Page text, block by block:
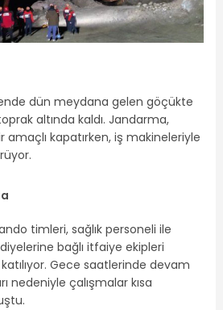
dün meydana gelen göçükte
altında kaldı. Jandarma,
kapatırken, iş makineleriyle
timleri, sağlık personeli ile
bağlı itfaiye ekipleri
Gece saatlerinde devam
nedeniyle çalışmalar kısa